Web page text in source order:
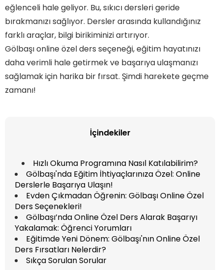
eğlenceli hale geliyor. Bu, sıkıcı dersleri geride
bırakmanızı sağlıyor. Dersler arasında kullandığınız
farklı araçlar, bilgi birikiminizi artırıyor.
Gölbaşı online özel ders seçeneği, eğitim hayatınızı
daha verimli hale getirmek ve başarıya ulaşmanızı
sağlamak için harika bir fırsat. Şimdi harekete geçme
zamanı!
İçindekiler
Hızlı Okuma Programına Nasıl Katılabilirim?
Gölbaşı'nda Eğitim İhtiyaçlarınıza Özel: Online
Derslerle Başarıya Ulaşın!
Evden Çıkmadan Öğrenin: Gölbaşı Online Özel
Ders Seçenekleri!
Gölbaşı’nda Online Özel Ders Alarak Başarıyı
Yakalamak: Öğrenci Yorumları
Eğitimde Yeni Dönem: Gölbaşı'nın Online Özel
Ders Fırsatları Nelerdir?
Sıkça Sorulan Sorular